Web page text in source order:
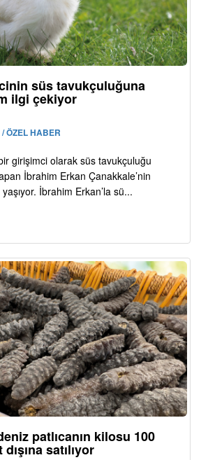
süs tavukçuluğuna
ilgi çekiyor
ÖZEL HABER
girişimci olarak süs tavukçuluğu
İbrahim Erkan Çanakkale’nin
İbrahim Erkan’la sü...
patlıcanın kilosu 100
satılıyor